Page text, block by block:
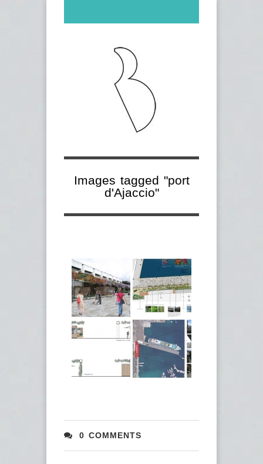
Images tagged "port
d'Ajaccio"
0 COMMENTS